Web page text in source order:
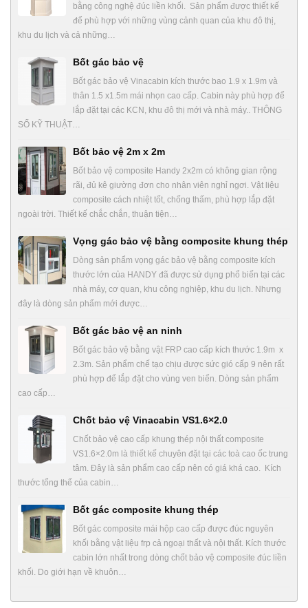
bằng công nghệ đúc liền khối. Sản phẩm được thiết kế
để phù hợp với những vùng cảnh quan của khu đô thị,
khu du lịch và cả những…
Bốt gác bảo vệ
Bốt gác bảo vệ Vinacabin kích thước bao 1.9 x 1.9m và
thân 1.5 x1.5m mái nhọn cao cấp. Cabin này phù hợp để
lắp đặt tại các KCN, khu đô thị mới và nhà máy.. THÔNG
SỐ KỸ THUẬT…
Bốt bảo vệ 2m x 2m
Bốt bảo vệ composite Handy 2x2m có không gian rộng
rãi, đủ kê giường đơn cho nhân viên nghỉ ngơi. Vật liệu
composite cách nhiệt tốt, chống thấm, phù hợp lắp đặt
ngoài trời. Thiết kế chắc chắn, thuận tiện…
Vọng gác bảo vệ bằng composite khung thép
Dòng sản phẩm vọng gác bảo vệ bằng composite kích
thước lớn của HANDY đã được sử dụng phổ biến tại các
nhà máy, cơ quan, khu công nghiệp, khu du lịch. Nhưng
đây là dòng sản phẩm mới được…
Bốt gác bảo vệ an ninh
Bốt gác bảo vệ bằng vật FRP cao cấp kích thước 1.9m x
2.3m. Sản phẩm chế tạo chịu được sức gió cấp 9 nên rất
phù hợp để lắp đặt cho vùng ven biển. Dòng sản phẩm
cao cấp…
Chốt bảo vệ Vinacabin VS1.6×2.0
Chốt bảo vệ cao cấp khung thép nội thất composite
VS1.6×2.0m là thiết kế chuyên đặt tại các toà cao ốc trung
tâm. Đây là sản phẩm cao cấp nên có giá khá cao. Kích
thước tổng thể của cabin…
Bốt gác composite khung thép
Bốt gác composite mái hộp cao cấp được đúc nguyên
khối bằng vật liệu frp cả ngoại thất và nội thất. Kích thước
cabin lớn nhất trong dòng chốt bảo vệ composite đúc liền
khối. Do giới hạn về khuôn…